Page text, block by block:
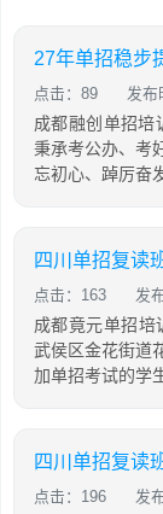
点击：89 发布
成都融创单招培
秉承考公办、考
忘初心、踔厉奋
四川单招复读
点击：163 发
成都竟元单招培
武侯区金花街道
加单招考试的学
四川单招复读
点击：196 发